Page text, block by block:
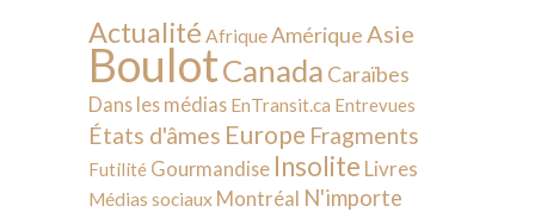
Actualité AfriqueAmérique Asie
BoulotCanada Caraïbes
Dans les médias EnTransit.ca Entrevues
États d'âmes Europe Fragments
Futilité Gourmandise Insolite Livres
Médias sociaux Montréal N'importe